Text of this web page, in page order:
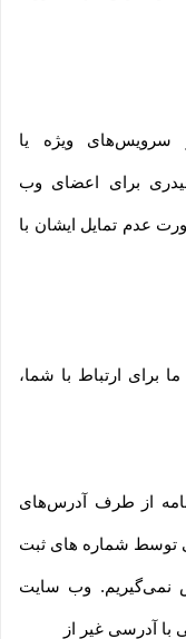
سرویس‌های ویژه یا
برای اعضای وب
عدم تمایل ایشان با
برای ارتباط با شما،
از طرف آدرس‏‌های
توسط شماره های ثبت
نمی‌‏گیریم. وب سایت
با آدرسی غیر از